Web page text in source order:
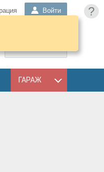
?
Войти
ГАРАЖ